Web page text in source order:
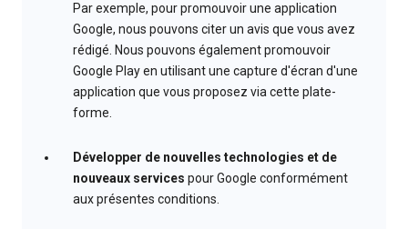
Par exemple, pour promouvoir une application
Google, nous pouvons citer un avis que vous avez
rédigé. Nous pouvons également promouvoir
Google Play en utilisant une capture d'écran d'une
application que vous proposez via cette plate-
forme.
Développer de nouvelles technologies et de
nouveaux services pour Google conformément
aux présentes conditions.